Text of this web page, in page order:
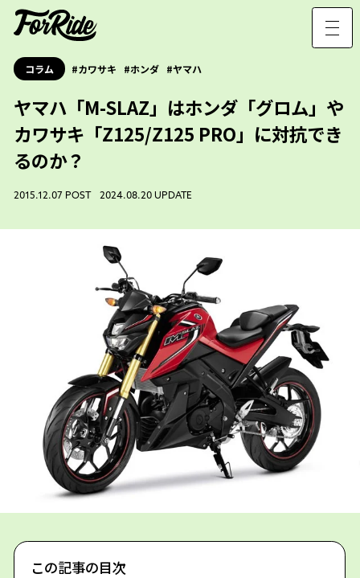
コラム カワサキ ホンダ ヤマハ
ヤマハ「M-SLAZ」はホンダ「グロム」や
カワサキ「Z125/Z125 PRO」に対抗でき
るのか？
2015.12.07 POST 2024.08.20 UPDATE
この記事の目次